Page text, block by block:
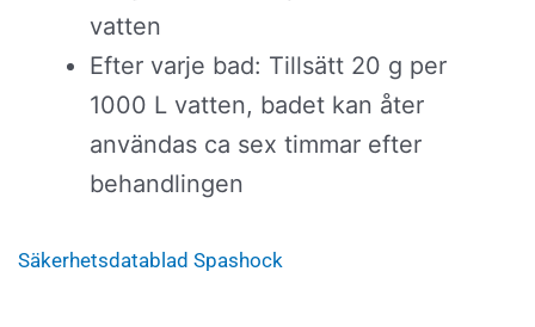
vatten
Efter varje bad: Tillsätt 20 g per
1000 L vatten, badet kan åter
användas ca sex timmar efter
behandlingen
Säkerhetsdatablad Spashock